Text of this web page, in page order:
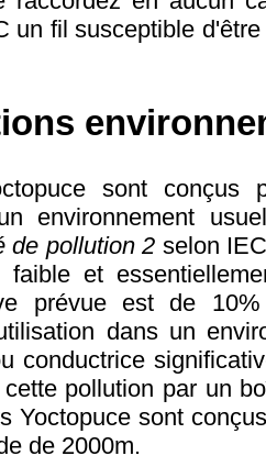
un fil susceptible
sont conçus
environnement
de pollution 2 selon
et
prévue est de
dans un
conductrice
pollution par un
Yoctopuce sont
de 2000m.